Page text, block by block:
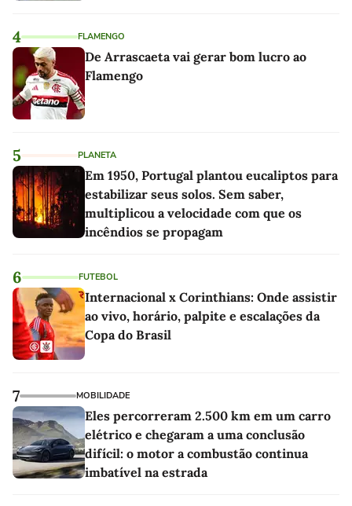
4 FLAMENGO
De Arrascaeta vai gerar bom lucro ao
Flamengo
5 PLANETA
Em 1950, Portugal plantou eucaliptos para
estabilizar seus solos. Sem saber,
multiplicou a velocidade com que os
incêndios se propagam
6 FUTEBOL
Internacional x Corinthians: Onde assistir
ao vivo, horário, palpite e escalações da
Copa do Brasil
7 MOBILIDADE
Eles percorreram 2.500 km em um carro
elétrico e chegaram a uma conclusão
difícil: o motor a combustão continua
imbatível na estrada